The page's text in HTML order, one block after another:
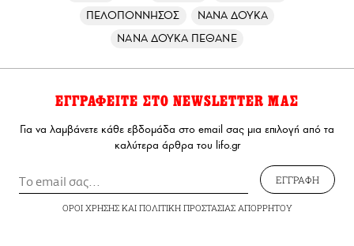
ΠΕΛΟΠΟΝΝΗΣΟΣ
ΝΑΝΑ ΔΟΥΚΑ
ΝΑΝΑ ΔΟΥΚΑ ΠΕΘΑΝΕ
ΕΓΓΡΑΦΕΙΤΕ ΣΤΟ NEWSLETTER ΜΑΣ
Για να λαμβάνετε κάθε εβδομάδα στο email σας μια επιλογή από τα
καλύτερα άρθρα του lifo.gr
ΕΓΓΡΑΦΗ
ΟΡΟΙ ΧΡΗΣΗΣΚΑΙ ΠΟΛΙΤΙΚΗ ΠΡΟΣΤΑΣΙΑΣ ΑΠΟΡΡΗΤΟΥ